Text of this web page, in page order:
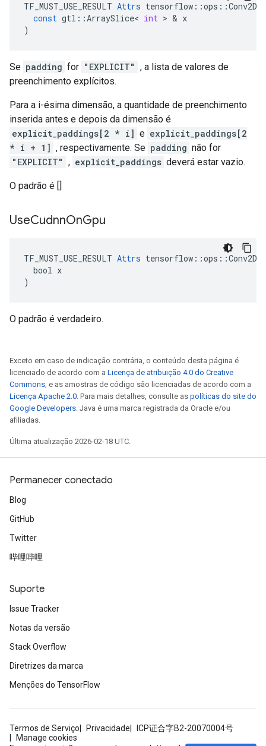
TF_MUST_USE_RESULT Attrs tensorflow ::ops ::Conv2D
const gtl ::ArraySlice< int > & x
)
Se padding for "EXPLICIT" , a lista de valores de
preenchimento explícitos.
Para a i-ésima dimensão, a quantidade de preenchimento
inserida antes e depois da dimensão é
explicit_paddings[2 * i] e explicit_paddings[2
* i + 1] , respectivamente. Se padding não for
"EXPLICIT" , explicit_paddings deverá estar vazio.
O padrão é []
UseCudnnOnGpu
TF_MUST_USE_RESULT Attrs
  bool x
)
O padrão é verdadeiro.
Exceto em caso de indicação contrária, o conteúdo desta página é
licenciado de acordo com a Licença de atribuição 4.0 do Creative
Commons, e as amostras de código são licenciadas de acordo com a
Licença Apache 2.0. Para mais detalhes, consulte as políticas do site do
Google Developers. Java é uma marca registrada da Oracle e/ou
afiliadas.
Última atualização 2026-02-18 UTC.
Permanecer conectado
Blog
GitHub
Twitter
哔哩哔哩
Suporte
Issue Tracker
Notas da versão
Stack Overflow
Diretrizes da marca
Menções do TensorFlow
Termos de Serviço Privacidade
ICP证合字B2-20070004号
Manage cookies